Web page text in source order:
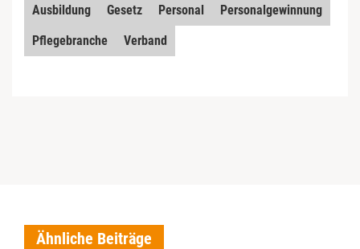
Ausbildung Gesetz Personal
Personalgewinnung
Pflegebranche
Verband
Ähnliche Beiträge